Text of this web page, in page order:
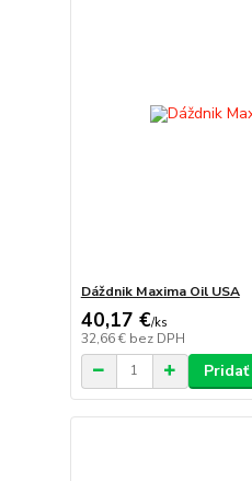
Dáždnik Maxima Oil USA
40,17 €/ks
32,66 € bez DPH